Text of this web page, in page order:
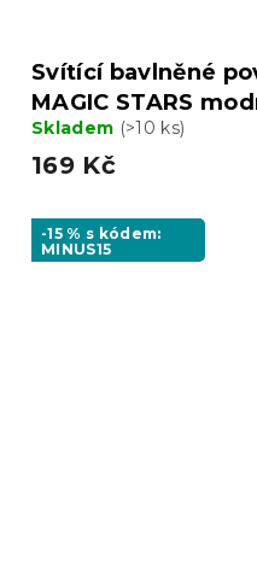
Svítící bavlněné
MAGIC STARS
Skladem (>10 ks)
169 Kč
-15 % s kódem:
MINUS15